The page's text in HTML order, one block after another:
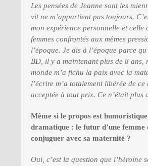
Les pensées de Jeanne sont les
vit ne m’appartient pas toujours.
mon expérience personnelle et celle
femmes confrontés aux mêmes
l’époque. Je dis à l’époque parce
BD, il y a maintenant plus de 8 ans,
monde m’a fichu la paix avec la
l’écrire m’a totalement libérée de ce
acceptée à tout prix. Ce n’était plus
Même si le propos est
dramatique : le futur d’une
conjuguer avec sa maternité ?
Oui, c’est la question que l’héroïne